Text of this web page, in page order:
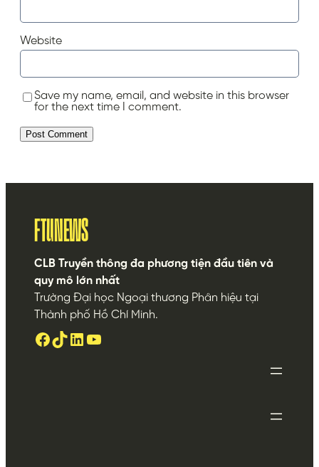
Website
Save my name, email, and website in this browser
for the next time I comment.
FTUNEWS
CLB Truyền thông đa phương tiện đầu tiên và
quy mô lớn nhất
Trường Đại học Ngoại thương Phân hiệu tại
Thành phố Hồ Chí Minh.